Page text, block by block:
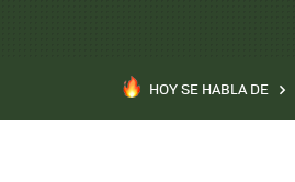
HOY SE HABLA DE